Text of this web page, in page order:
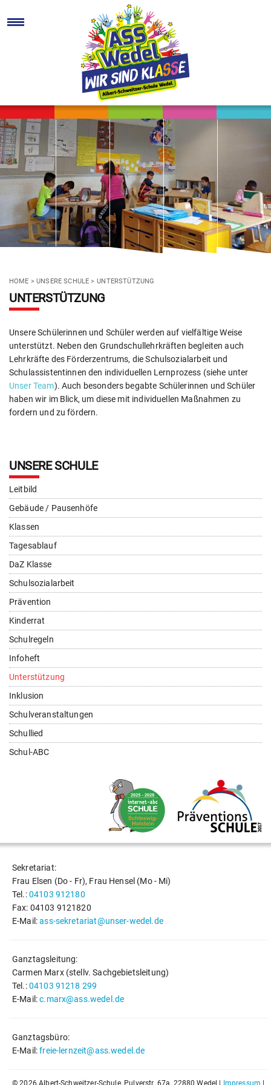
HOME > UNSERE SCHULE > UNTERSTÜTZUNG
UNTERSTÜTZUNG
Unsere Schülerinnen und Schüler werden auf vielfältige Weise
unterstützt. Neben den Grundschullehrkräften begleiten auch
Lehrkräfte des Förderzentrums, die Schulsozialarbeit und
Schulassistentinnen den individuellen Lernprozess (siehe unter
Unser Team). Auch besonders begabte Schülerinnen und Schüler
haben wir im Blick, um diese mit individuellen Maßnahmen zu
fordern und zu fördern.
UNSERE SCHULE
Leitbild
Gebäude / Pausenhöfe
Klassen
Tagesablauf
DaZ Klasse
Schulsozialarbeit
Prävention
Kinderrat
Schulregeln
Infoheft
Unterstützung
Inklusion
Schulveranstaltungen
Schullied
Schul-ABC
Sekretariat:
Frau Elsen (Do - Fr), Frau Hensel (Mo - Mi)
Tel.:04103 912180
Fax: 04103 9121820
E-Mail:ass-sekretariat@unser-wedel.de
Ganztagsleitung:
Carmen Marx (stellv. Sachgebietsleitung)
Tel.:04103 91218 299
E-Mail:c.marx@ass.wedel.de
Ganztagsbüro:
E-Mail:freie-lernzeit@ass.wedel.de
©2026 Albert-Schweitzer-Schule, Pulverstr. 67a, 22880 Wedel | Impressum